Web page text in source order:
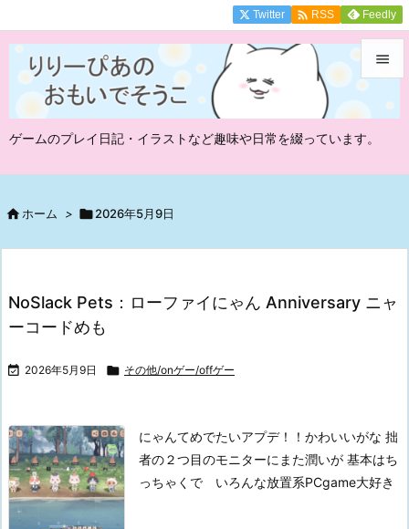
ゲームのプレイ日記・イラストなど趣味や日常を綴っています。

メニュ
検索
Twitter  RSS Feedly
ホーム > 2026年5月9日
NoSlack Pets：ローファイにゃん Anniversary ニャ
ーコードめも
 2026年5月9日  その他/onゲー/offゲー
にゃんてめでたいアプデ！！かわいいがな 拙
者の２つ目のモニターにまた潤いが 基本はち
っちゃくで いろんな放置系PCgame大好き